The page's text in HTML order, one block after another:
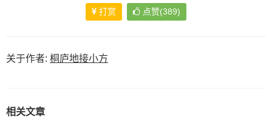
打赏 点赞(389)
关于作者: 桐庐地接小方
相关文章